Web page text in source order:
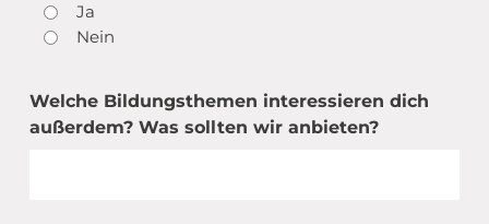
Ja
Nein
Welche Bildungsthemen interessieren dich
außerdem? Was sollten wir anbieten?